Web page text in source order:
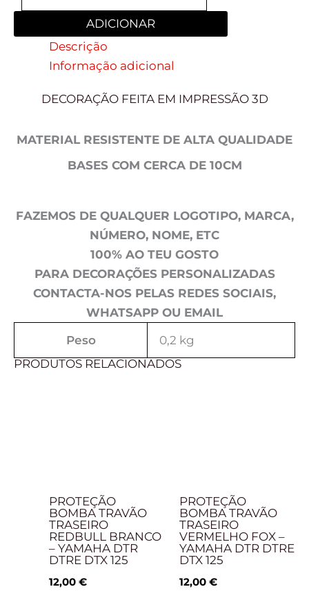
ADICIONAR
Descrição
Informação adicional
DECORAÇÃO FEITA EM IMPRESSÃO 3D
MATERIAL RESISTENTE DE ALTA QUALIDADE
BASES COM CERCA DE 10CM
FAZEMOS DE QUALQUER LOGOTIPO, MARCA,
NÚMERO, NOME, ETC
100% AO TEU GOSTO
PARA DECORAÇÕES PERSONALIZADAS
CONTACTA-NOS PELAS REDES SOCIAIS,
WHATSAPP OU EMAIL
Peso
0,2 kg
PRODUTOS RELACIONADOS
PROTEÇÃO
BOMBA TRAVÃO
TRASEIRO
REDBULL BRANCO
– YAMAHA DTR
DTRE DTX 125
12,00 €
PROTEÇÃO
BOMBA TRAVÃO
TRASEIRO
VERMELHO FOX –
YAMAHA DTR DTRE
DTX 125
12,00 €